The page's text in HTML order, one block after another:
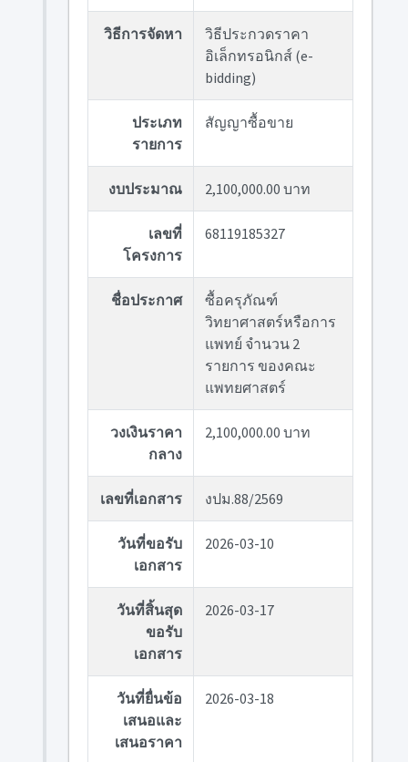
วิธีการจัดหา
วิธีประกวดราคา
อิเล็กทรอนิกส์ (e-
bidding)
ประเภท
รายการ
สัญญาซื้อขาย
งบประมาณ 2,100,000.00 บาท
เลขที่
โครงการ
68119185327
ชื่อประกาศ
ซื้อครุภัณฑ์
วิทยาศาสตร์หรือการ
แพทย์ จำนวน 2
รายการ ของคณะ
แพทยศาสตร์
วงเงินราคา
กลาง
2,100,000.00 บาท
เลขที่เอกสาร งปม.88/2569
วันที่ขอรับ
เอกสาร
2026-03-10
วันที่สิ้นสุด
ขอรับ
เอกสาร
2026-03-17
วันที่ยื่นข้อ
เสนอและ
เสนอราคา
2026-03-18